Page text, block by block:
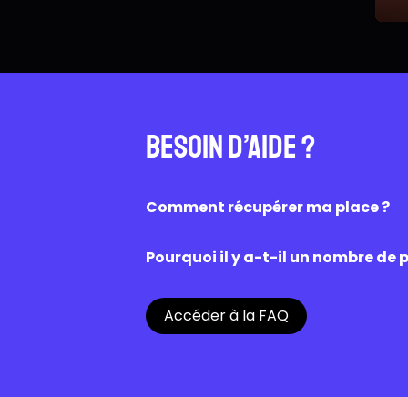
Besoin d’aide ?
Comment récupérer ma place ?
caisse du cinéma. Une fois scanné,
Pourquoi il y a-t-il un nombre de
Chaque cinéma est libre de
Accéder à la FAQ